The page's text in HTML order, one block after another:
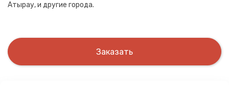
Атырау, и другие города.
Заказать